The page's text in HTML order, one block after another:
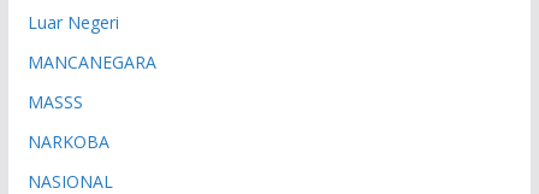
Luar Negeri
MANCANEGARA
MASSS
NARKOBA
NASIONAL